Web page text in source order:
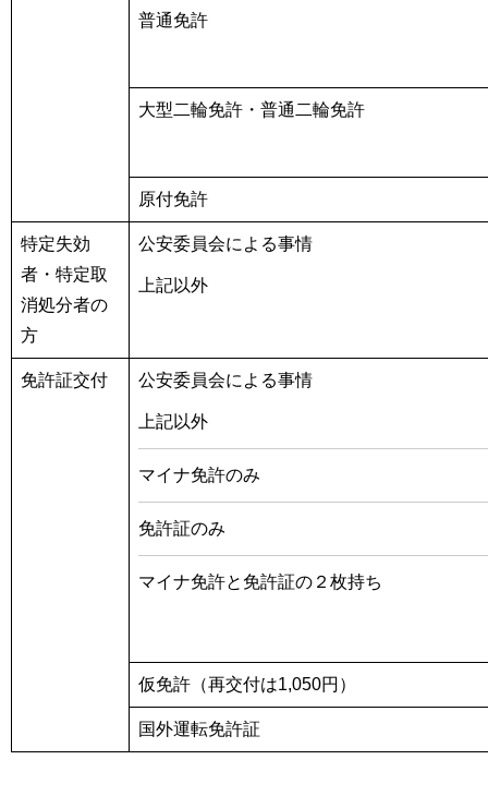
普通免許
大型二輪免許・普通二輪免許
原付免許
特定失効
者・特定取
消処分者の
方
公安委員会による事情
上記以外
免許証交付 公安委員会による事情
上記以外
マイナ免許のみ
免許証のみ
マイナ免許と免許証の２枚持ち
仮免許（再交付は1,050円）
国外運転免許証